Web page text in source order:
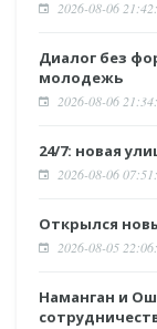
2026-08-06
Диалог без
молодежь
2026-08-06
24/7: новая
2026-08-06
Открылся
2026-08-05
Наманган и